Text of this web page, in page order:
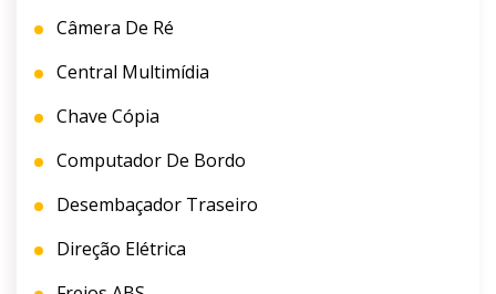
Câmera De Ré
Central Multimídia
Chave Cópia
Computador De Bordo
Desembaçador Traseiro
Direção Elétrica